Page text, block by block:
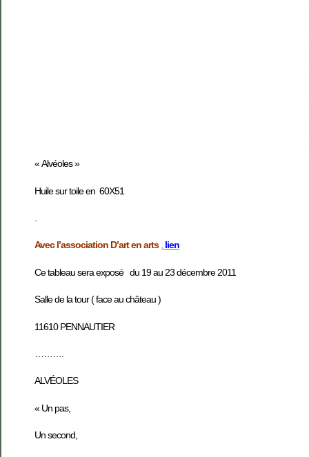
« Alvéoles »
Huile sur toile en 60X51
Avec l’association D’art en arts , lien
Ce tableau sera exposé du 19 au 23 décembre 2011
Salle de la tour ( face au château )
11610 PENNAUTIER
ALVÉOLES
« Un pas,
Un second,